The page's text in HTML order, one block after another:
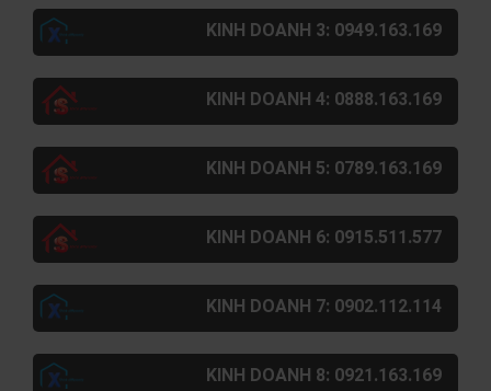
KINH DOANH 3: 0949.163.169
KINH DOANH 4: 0888.163.169
KINH DOANH 5: 0789.163.169
KINH DOANH 6: 0915.511.577
KINH DOANH 7: 0902.112.114
KINH DOANH 8: 0921.163.169